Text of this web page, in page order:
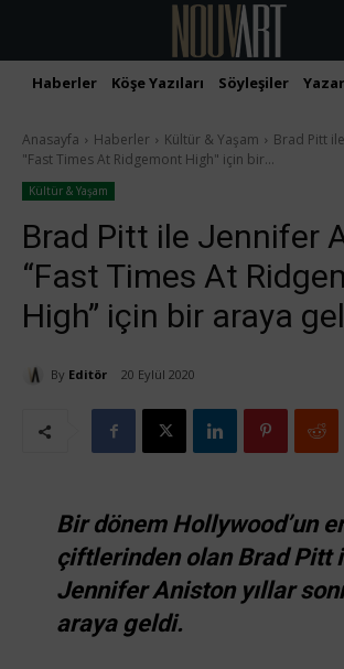
Haberler Köşe Yazıları Söyleşiler
Anasayfa Haberler Kültür & Yaşam
Brad Pitt
"Fast Times At Ridgemont High" için bir...
Kültür & Yaşam
Brad Pitt ile Jennifer
“Fast Times At
High” için bir araya
By Editör 20 Eylül 2020
Bir dönem Hollywood’un
çiftlerinden olan Brad Pitt
Jennifer Aniston yıllar
araya geldi.